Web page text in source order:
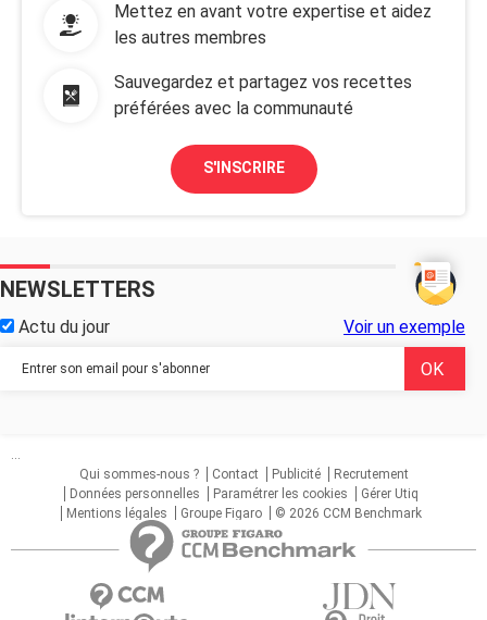
Mettez en avant votre expertise et aidez
les autres membres
Sauvegardez et partagez vos recettes
préférées avec la communauté
S'INSCRIRE
NEWSLETTERS
Actu du jour Voir un exemple
...
Qui sommes-nous ?
Contact Publicité
Recrutement
Données personnelles
Paramétrer les cookies
Gérer Utiq
Mentions légales
Groupe Figaro © 2026 CCM Benchmark